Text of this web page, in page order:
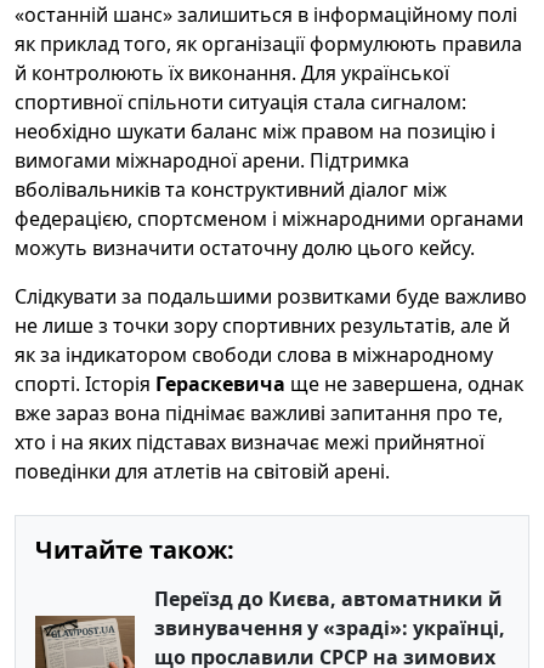
«останній шанс» залишиться в інформаційному полі
як приклад того, як організації формулюють правила
й контролюють їх виконання. Для української
спортивної спільноти ситуація стала сигналом:
необхідно шукати баланс між правом на позицію і
вимогами міжнародної арени. Підтримка
вболівальників та конструктивний діалог між
федерацією, спортсменом і міжнародними органами
можуть визначити остаточну долю цього кейсу.
Слідкувати за подальшими розвитками буде важливо
не лише з точки зору спортивних результатів, але й
як за індикатором свободи слова в міжнародному
спорті. Історія Гераскевича ще не завершена, однак
вже зараз вона піднімає важливі запитання про те,
хто і на яких підставах визначає межі прийнятної
поведінки для атлетів на світовій арені.
Читайте також:
Переїзд до Києва, автоматники й
звинувачення у «зраді»: українці,
що прославили СРСР на зимових